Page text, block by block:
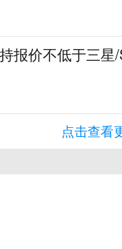
报价不低于三
点击查看